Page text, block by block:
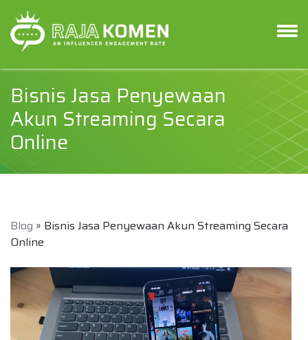
Bisnis Jasa Penyewaan
Akun Streaming Secara
Online
Blog » Bisnis Jasa Penyewaan Akun Streaming Secara
Online